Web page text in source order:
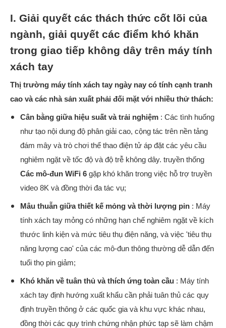
I. Giải quyết các thách thức cốt lõi của
ngành, giải quyết các điểm khó khăn
trong giao tiếp không dây trên máy tính
xách tay
Thị trường máy tính xách tay ngày nay có tính cạnh tranh
cao và các nhà sản xuất phải đối mặt với nhiều thử thách:
Cân bằng giữa hiệu suất và trải nghiệm : Các tình huống
như tạo nội dung độ phân giải cao, cộng tác trên nền tảng
đám mây và trò chơi thể thao điện tử áp đặt các yêu cầu
nghiêm ngặt về tốc độ và độ trễ không dây. truyền thống
Các mô-đun WiFi 6 gặp khó khăn trong việc hỗ trợ truyền
video 8K và đồng thời đa tác vụ;
Mâu thuẫn giữa thiết kế mỏng và thời lượng pin : Máy
tính xách tay mỏng có những hạn chế nghiêm ngặt về kích
thước linh kiện và mức tiêu thụ điện năng, và việc 'tiêu thụ
năng lượng cao' của các mô-đun thông thường dễ dẫn đến
tuổi thọ pin giảm;
Khó khăn về tuân thủ và thích ứng toàn cầu : Máy tính
xách tay định hướng xuất khẩu cần phải tuân thủ các quy
định truyền thông ở các quốc gia và khu vực khác nhau,
đồng thời các quy trình chứng nhận phức tạp sẽ làm chậm